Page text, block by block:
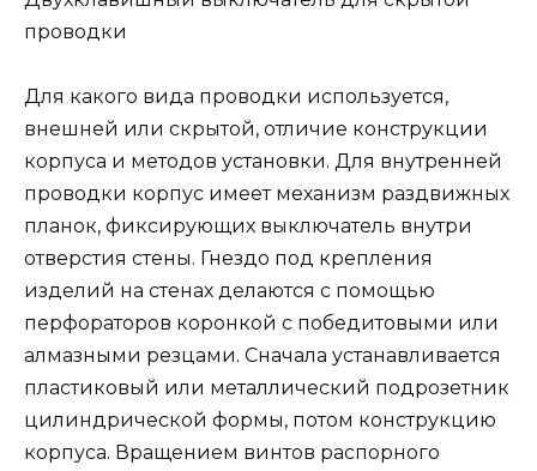
проводки
Для какого вида проводки используется,
внешней или скрытой, отличие конструкции
корпуса и методов установки. Для внутренней
проводки корпус имеет механизм раздвижных
планок, фиксирующих выключатель внутри
отверстия стены. Гнездо под крепления
изделий на стенах делаются с помощью
перфораторов коронкой с победитовыми или
алмазными резцами. Сначала устанавливается
пластиковый или металлический подрозетник
цилиндрической формы, потом конструкцию
корпуса. Вращением винтов распорного